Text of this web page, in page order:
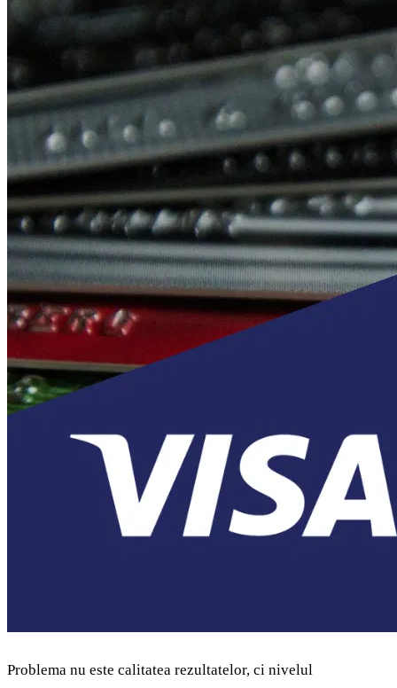
Problema nu este calitatea rezultatelor, ci nivelul